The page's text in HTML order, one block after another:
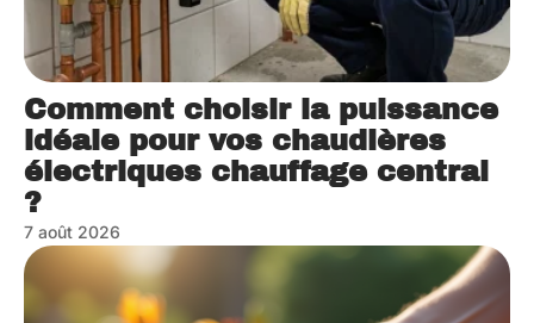
Comment choisir la puissance
idéale pour vos chaudières
électriques chauffage central
?
7 août 2026